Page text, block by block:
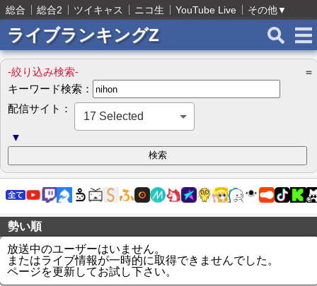
総合 総合2 ツイキャス ニコ生 YouTube Live その他▼
ライブランキングZ
-絞り込み検索-
＝
キーワード検索：
配信サイト：
17 Selected
▼
勢い順
放送中のユーザーはいません。
またはライブ情報が一時的に取得できませんでした。
ページを更新してお試し下さい。